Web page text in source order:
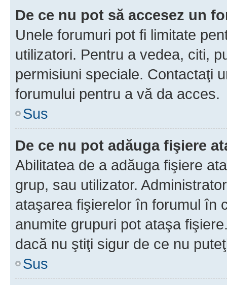
De ce nu pot să accesez un
Unele forumuri pot fi limitate
utilizatori. Pentru a vedea, citi,
permisiuni speciale. Contactaţi
forumului pentru a vă da acces.
Sus
De ce nu pot adăuga fişiere
Abilitatea de a adăuga fişiere
grup, sau utilizator.
ataşarea fişierelor în forumul în
anumite grupuri pot ataşa
dacă nu ştiţi sigur de ce nu
Sus